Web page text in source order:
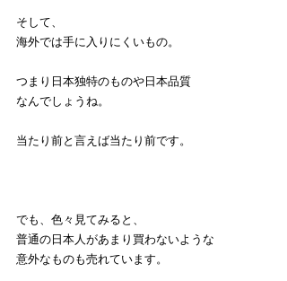
そして、
海外では手に入りにくいもの。
つまり日本独特のものや日本品質
なんでしょうね。
当たり前と言えば当たり前です。
でも、色々見てみると、
普通の日本人があまり買わないような
意外なものも売れています。